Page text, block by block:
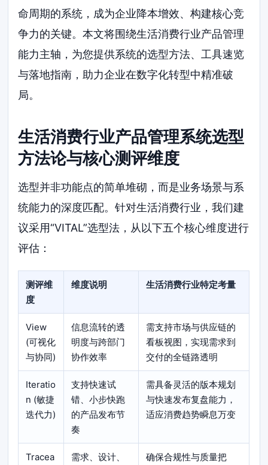
命周期的系统，成为企业降本增效、构建核心竞
争力的关键。本文将围绕生活消费行业产品管理
能力主轴，为您提供系统的选型方法、工具速览
与落地指南，助力企业在数字化转型中精准破
局。
生活消费行业产品管理系统选型
方法论与核心测评维度
选型并非功能点的简单堆砌，而是业务场景与系
统能力的深度匹配。针对生活消费行业，我们建
议采用“VITAL”选型法，从以下五个核心维度进行
评估：
测评维
度
维度说明 生活消费行业特定考量
View
(可视化
与协同)
信息流转的透
明度与跨部门
协作效率
需支持市场与供应链的
看板视图，实现需求到
交付的全链路透明
Iteratio
n (敏捷
迭代力)
支持快速试
错、小步快跑
的产品发布节
奏
需具备灵活的版本规划
与快速发布复盘能力，
适应消费趋势瞬息万变
Tracea
需求、设计、
确保合规性与质量把